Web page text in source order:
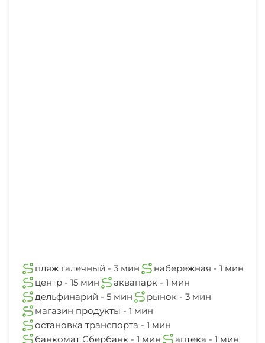
пляж галечный - 3 мин
набережная - 1 мин
центр - 15 мин
аквапарк - 1 мин
дельфинарий - 5 мин
рынок - 3 мин
магазин продукты - 1 мин
остановка транспорта - 1 мин
банкомат Сбербанк - 1 мин
аптека - 1 мин